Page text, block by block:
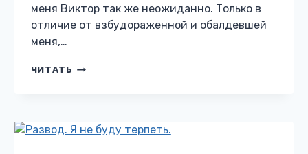
меня Виктор так же неожиданно. Только в
отличие от взбудораженной и обалдевшей
меня,…
ЧИТАТЬ (НЕ)